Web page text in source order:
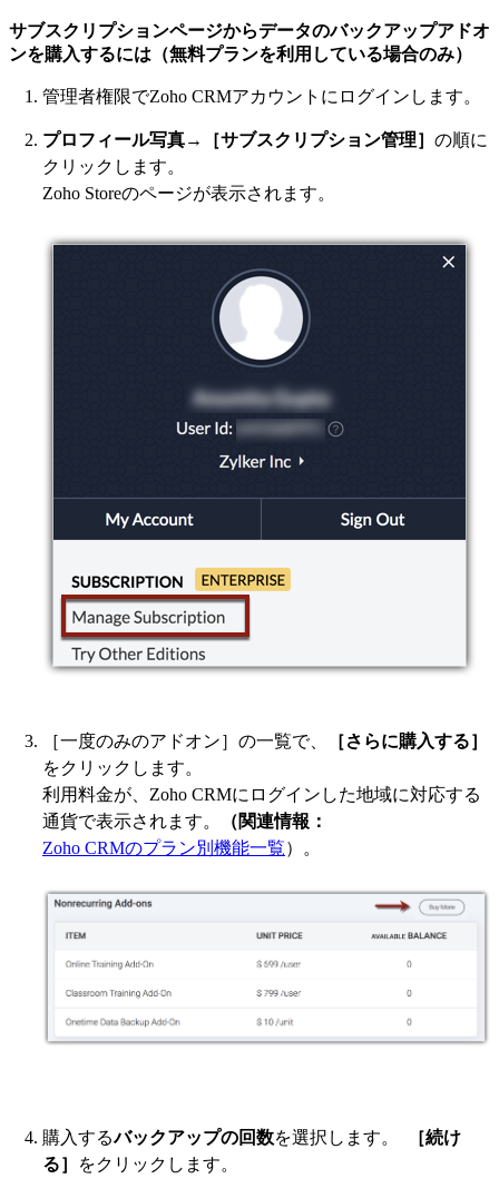
サブスクリプションページからデータのバックアップアドオ
ンを購入するには（無料プランを利用している場合のみ）
管理者権限でZoho CRMアカウントにログインします。
プロフィール写真→ ［サブスクリプション管理］ の順に
クリックします。
Zoho Storeのページが表示されます。
［一度のみのアドオン］の一覧で、
［さらに購入する］
をクリックします。
利用料金が、Zoho CRMにログインした地域に対応する
通貨で表示されます。
（関連情報：
Zoho CRMのプラン別機能一覧）。
購入するバックアップの回数を選択します。
［続け
る］
をクリックします。